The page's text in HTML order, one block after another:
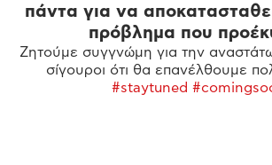
πάντα για να
πρόβλημα που
Ζητούμε συγγνώμη για την
σίγουροι ότι θα επανέλθουμε
#staytuned